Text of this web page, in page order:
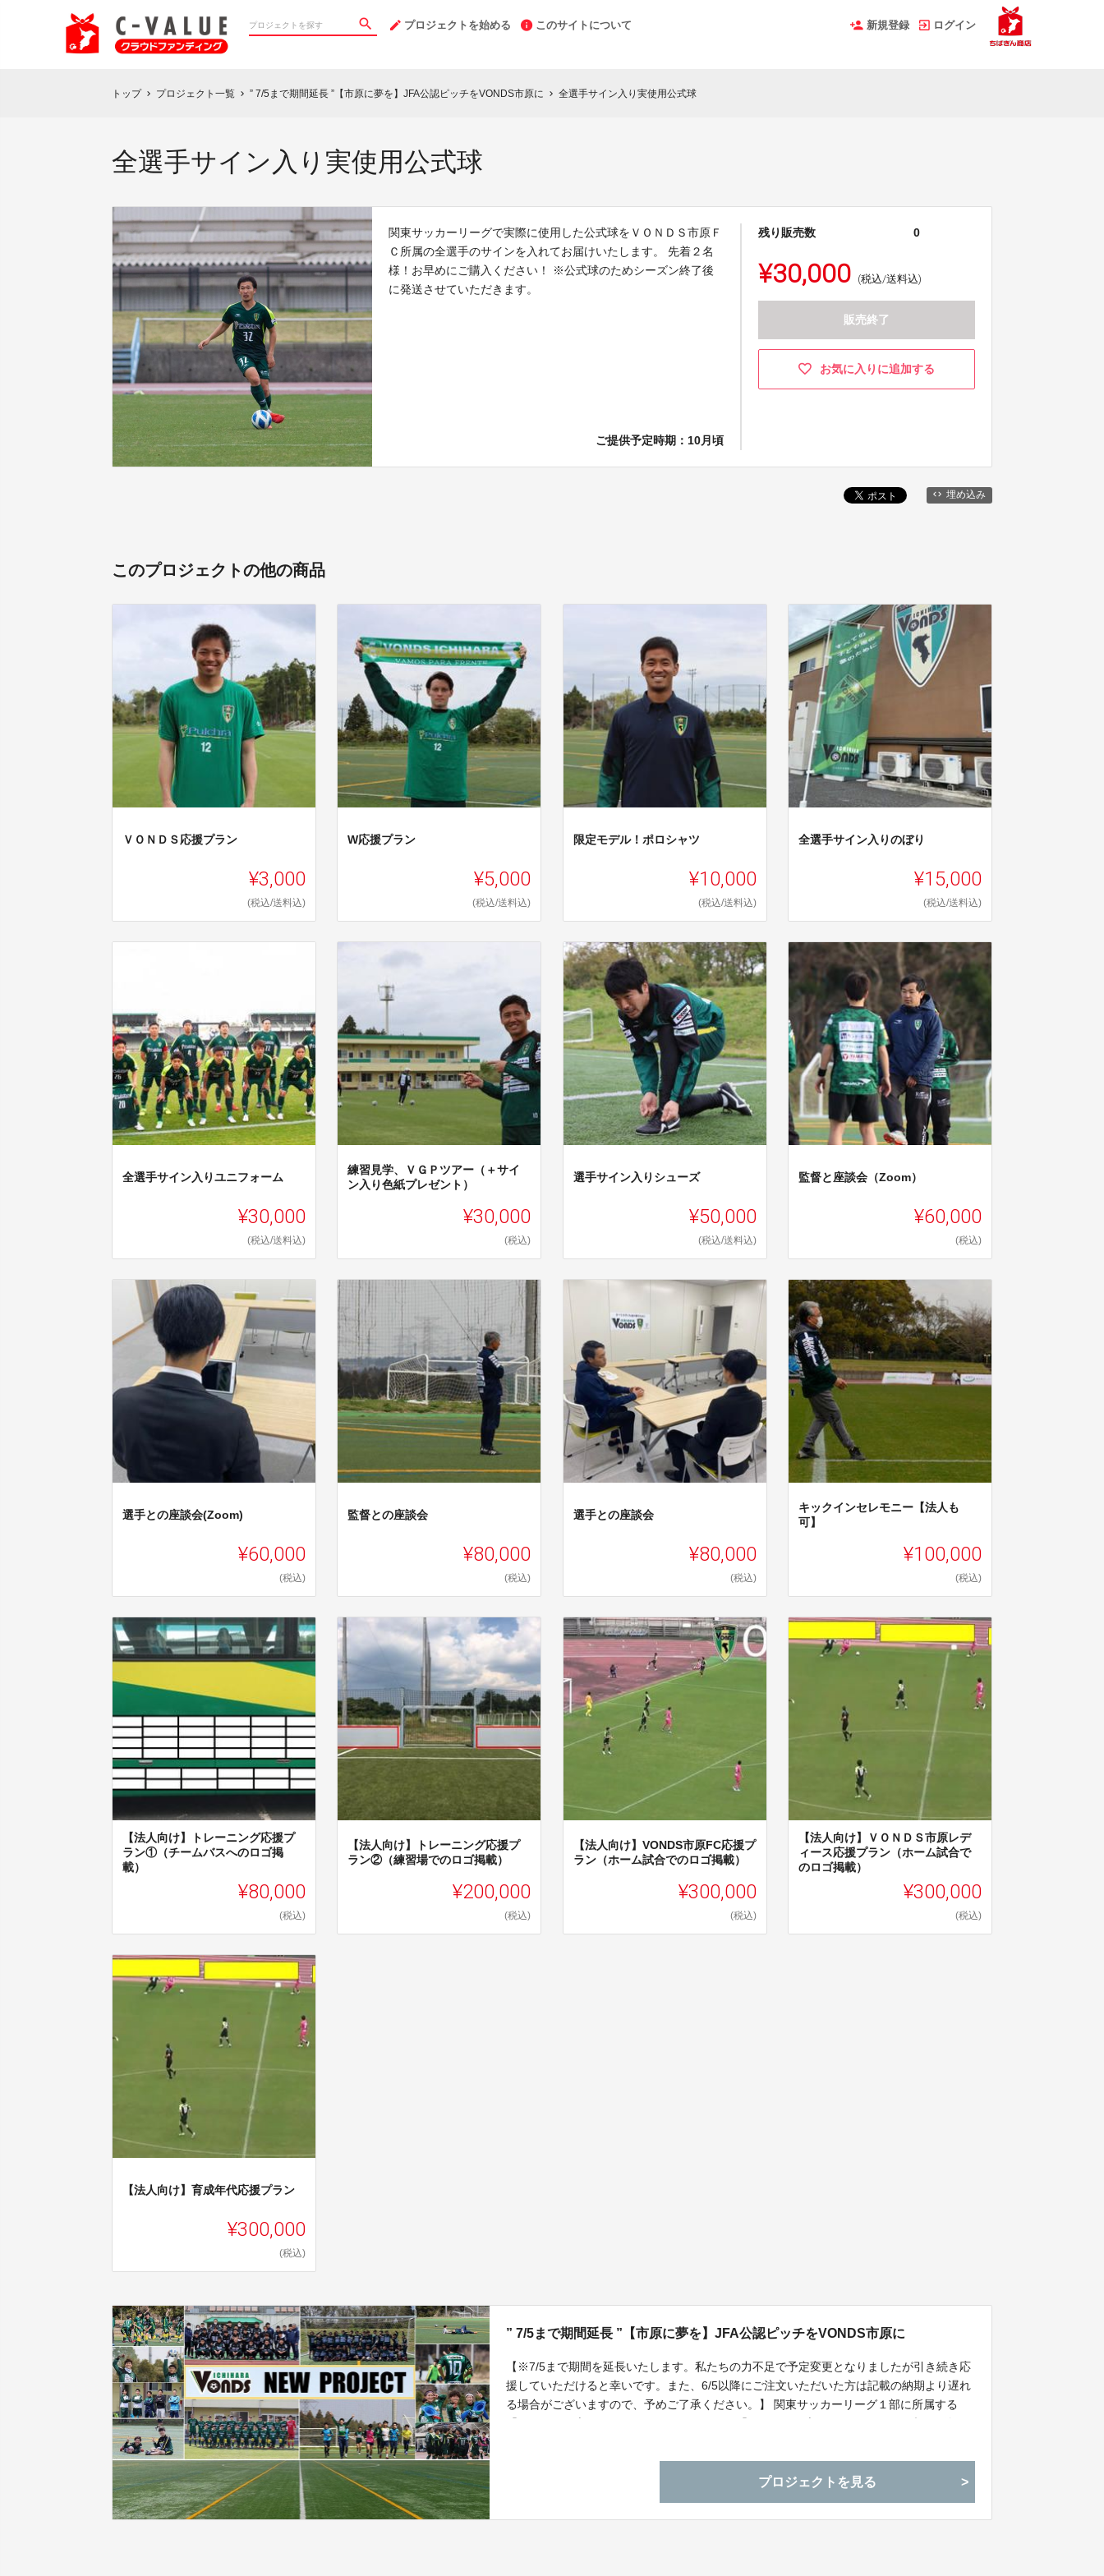
プロジェクトを始める このサイトについて 新規登録 ログイン
トップ chevron_right プロジェクト一覧 chevron_right ” 7/5まで期間延長 ”【市原に夢を】JFA公認ピッチをVONDS市原に chevron_right 全選手サイン入り実使用公式球
全選手サイン入り実使用公式球
関東サッカーリーグで実際に使用した公式球をＶＯＮＤＳ市原Ｆ
Ｃ所属の全選手のサインを入れてお届けいたします。 先着２名
様！お早めにご購入ください！ ※公式球のためシーズン終了後
に発送させていただきます。
ご提供予定時期：10月頃
残り販売数 0
¥30,000 (税込/送料込)
販売終了
お気に入りに追加する
埋め込み
このプロジェクトの他の商品
ＶＯＮＤＳ応援プラン
¥3,000
(税込/送料込)
W応援プラン
¥5,000
(税込/送料込)
限定モデル！ポロシャツ
¥10,000
(税込/送料込)
全選手サイン入りのぼり
¥15,000
(税込/送料込)
全選手サイン入りユニフォーム
¥30,000
(税込/送料込)
練習見学、ＶＧＰツアー（＋サイ
ン入り色紙プレゼント）
¥30,000
(税込)
選手サイン入りシューズ
¥50,000
(税込/送料込)
監督と座談会（Zoom）
¥60,000
(税込)
選手との座談会(Zoom)
¥60,000
(税込)
監督との座談会
¥80,000
(税込)
選手との座談会
¥80,000
(税込)
キックインセレモニー【法人も
可】
¥100,000
(税込)
【法人向け】トレーニング応援プ
ラン①（チームバスへのロゴ掲
載）
¥80,000
(税込)
【法人向け】トレーニング応援プ
ラン②（練習場でのロゴ掲載）
¥200,000
(税込)
【法人向け】VONDS市原FC応援プ
ラン（ホーム試合でのロゴ掲載）
¥300,000
(税込)
【法人向け】ＶＯＮＤＳ市原レデ
ィース応援プラン（ホーム試合で
のロゴ掲載）
¥300,000
(税込)
【法人向け】育成年代応援プラン
¥300,000
(税込)
” 7/5まで期間延長 ”【市原に夢を】JFA公認ピッチをVONDS市原に
【※7/5まで期間を延長いたします。私たちの力不足で予定変更となりましたが引き続き応
援していただけると幸いです。また、6/5以降にご注文いただいた方は記載の納期より遅れ
る場合がございますので、予めご了承ください。】 関東サッカーリーグ１部に所属する
しかし、着工には多額な費用が必要、、、皆さまの力をお貸しください！
プロジェクトを見る